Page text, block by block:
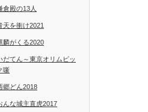
倉殿の13人
天を衝け2021
麟がくる2020
だてん～東京オリムピッ
噺
郷どん2018
んな城主直虎2017